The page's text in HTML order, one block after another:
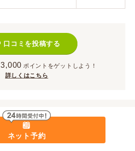
口コミを投稿する
3,000 ポイント をゲットしよう！
詳しくはこちら
ネット予約